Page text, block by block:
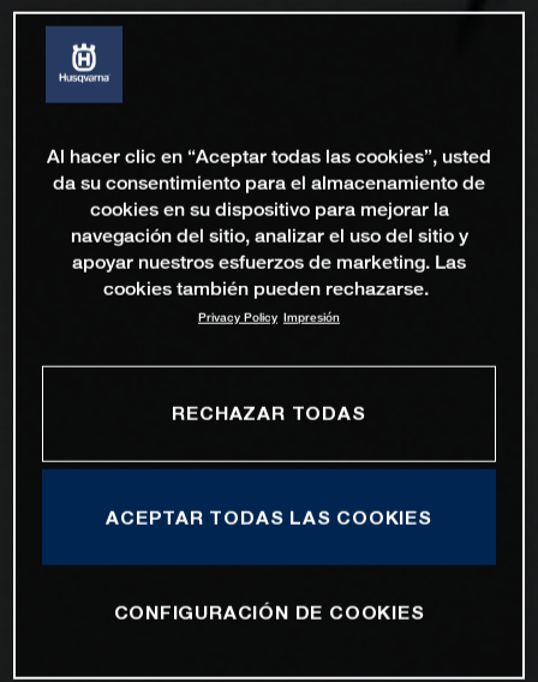
Al hacer clic en “Aceptar todas las cookies”, usted
da su consentimiento para el almacenamiento de
cookies en su dispositivo para mejorar la
navegación del sitio, analizar el uso del sitio y
apoyar nuestros esfuerzos de marketing. Las
cookies también pueden rechazarse.
Privacy Policy Impresión
RECHAZAR TODAS
ACEPTAR TODAS LAS COOKIES
CONFIGURACIÓN DE COOKIES